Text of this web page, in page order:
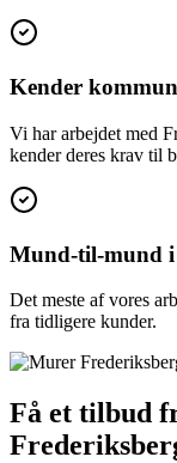
Kender
Vi har arbejdet med
kender deres krav til
Mund-til-mund i
Det meste af vores
fra tidligere kunder.
Få et tilbud